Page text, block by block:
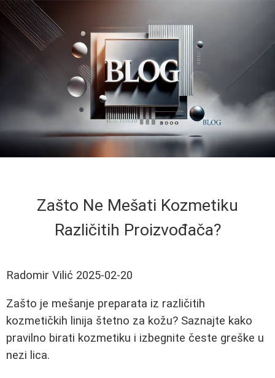
Zašto Ne Mešati Kozmetiku
Različitih Proizvođača?
Radomir Vilić 2025-02-20
Zašto je mešanje preparata iz različitih
kozmetičkih linija štetno za kožu? Saznajte kako
pravilno birati kozmetiku i izbegnite česte greške u
nezi lica.